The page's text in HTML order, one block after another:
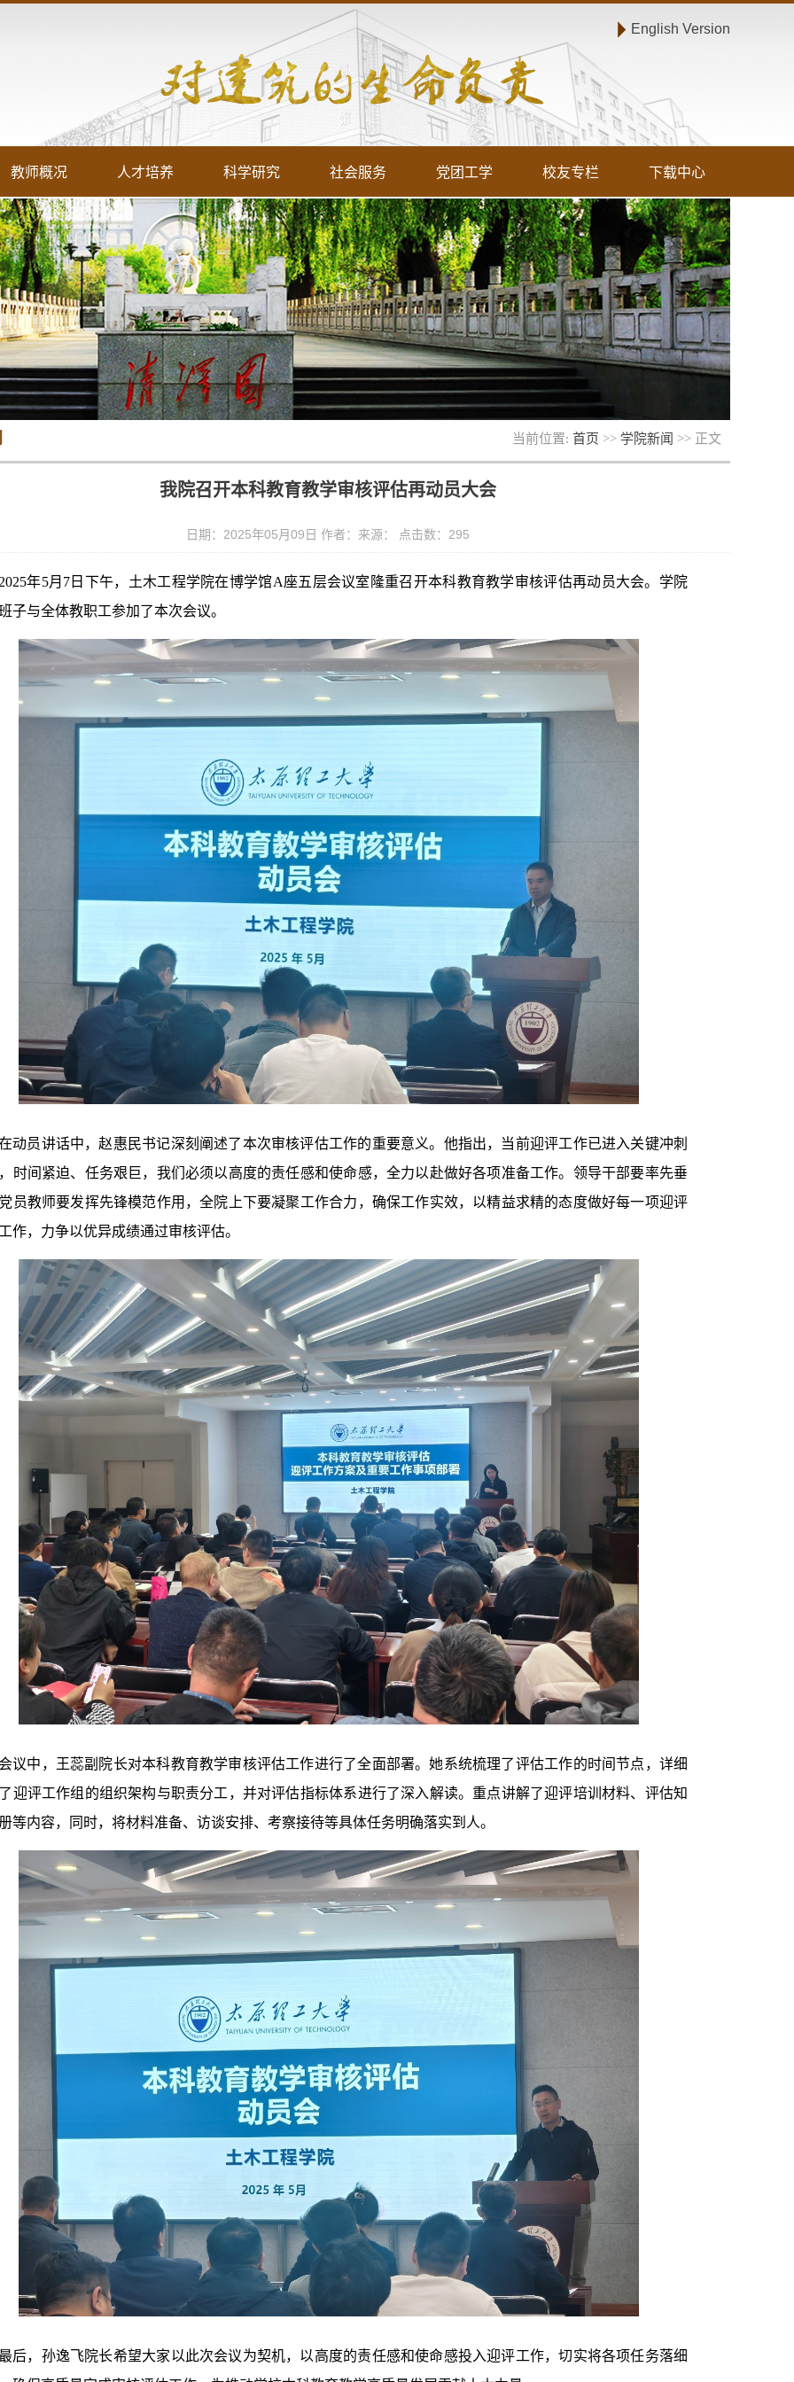
English Version
教师概况 人才培养 科学研究 社会服务 党团工学 校友专栏 下载中心
当前位置: 首页 >> 学院新闻 >> 正文
我院召开本科教育教学审核评估再动员大会
日期：2025年05月09日 作者：来源： 点击数： 295
年5月7日下午，土木工程学院在博学馆A座五层会议室隆重召开本科教育教学审核评估再动员大会。学院
子与全体教职工参加了本次会议。
动员讲话中，赵惠民书记深刻阐述了本次审核评估工作的重要意义。他指出，当前迎评工作已进入关键冲刺
时间紧迫、任务艰巨，我们必须以高度的责任感和使命感，全力以赴做好各项准备工作。领导干部要率先垂
员教师要发挥先锋模范作用，全院上下要凝聚工作合力，确保工作实效，以精益求精的态度做好每一项迎评
作，力争以优异成绩通过审核评估。
议中，王蕊副院长对本科教育教学审核评估工作进行了全面部署。她系统梳理了评估工作的时间节点，详细
迎评工作组的组织架构与职责分工，并对评估指标体系进行了深入解读。重点讲解了迎评培训材料、评估知
等内容，同时，将材料准备、访谈安排、考察接待等具体任务明确落实到人。
后，孙逸飞院长希望大家以此次会议为契机，以高度的责任感和使命感投入迎评工作，切实将各项任务落细